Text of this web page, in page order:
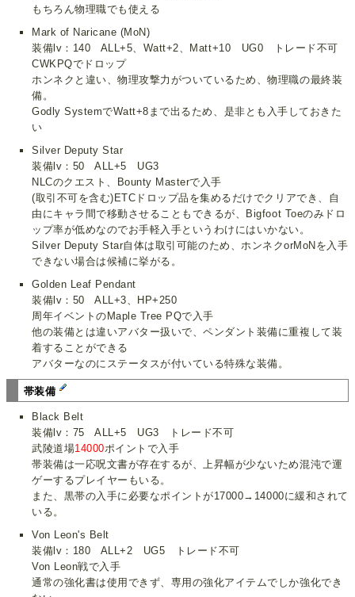
もちろん物理職でも使える
Mark of Naricane (MoN)
装備lv：140 ALL+5、Watt+2、Matt+10 UG0 トレード不可
CWKPQでドロップ
ホンネクと違い、物理攻撃力がついているため、物理職の最終装
備。
Godly SystemでWatt+8まで出るため、是非とも入手しておきた
い
Silver Deputy Star
装備lv：50 ALL+5 UG3
NLCのクエスト、Bounty Masterで入手
(取引不可を含む)ETCドロップ品を集めるだけでクリアでき、自
由にキャラ間で移動させることもできるが、Bigfoot Toeのみドロ
ップ率が低めなのでお手軽入手というわけにはいかない。
Silver Deputy Star自体は取引可能のため、ホンネクorMoNを入手
できない場合は候補に挙がる。
Golden Leaf Pendant
装備lv：50 ALL+3、HP+250
周年イベントのMaple Tree PQで入手
他の装備とは違いアバター扱いで、ペンダント装備に重複して装
着することができる
アバターなのにステータスが付いている特殊な装備。
帯装備
Black Belt
装備lv：75 ALL+5 UG3 トレード不可
武陵道場14000ポイントで入手
帯装備は一応呪文書が存在するが、上昇幅が少ないため混沌で運
ゲーするプレイヤーもいる。
また、黒帯の入手に必要なポイントが17000→14000に緩和されて
いる。
Von Leon's Belt
装備lv：180 ALL+2 UG5 トレード不可
Von Leon戦で入手
通常の強化書は使用できず、専用の強化アイテムでしか強化でき